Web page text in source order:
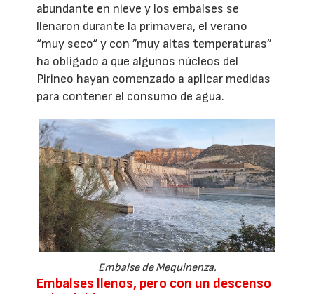
abundante en nieve y los embalses se
llenaron durante la primavera, el verano
“muy seco“ y con ”muy altas temperaturas”
ha obligado a que algunos núcleos del
Pirineo hayan comenzado a aplicar medidas
para contener el consumo de agua.
Embalse de Mequinenza.
Embalses llenos, pero con un descenso